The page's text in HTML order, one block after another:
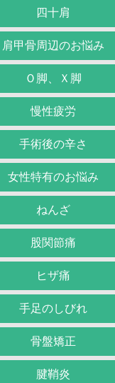
四十肩
肩甲骨周辺のお悩み
Ｏ脚、Ｘ脚
慢性疲労
手術後の辛さ
女性特有のお悩み
ねんざ
股関節痛
ヒザ痛
手足のしびれ
骨盤矯正
腱鞘炎